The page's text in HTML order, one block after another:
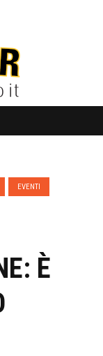
EVENTI
È